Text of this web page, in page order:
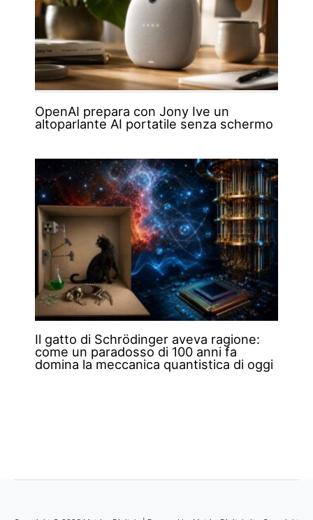
OpenAI prepara con Jony Ive un
altoparlante AI portatile senza schermo
Il gatto di Schrödinger aveva ragione:
come un paradosso di 100 anni fa
domina la meccanica quantistica di oggi